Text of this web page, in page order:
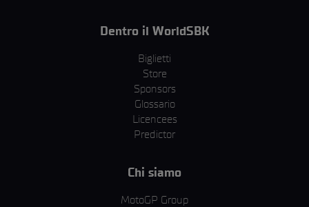
Dentro il WorldSBK
Biglietti
Store
Sponsors
Glossario
Licencees
Predictor
Chi siamo
MotoGP Group